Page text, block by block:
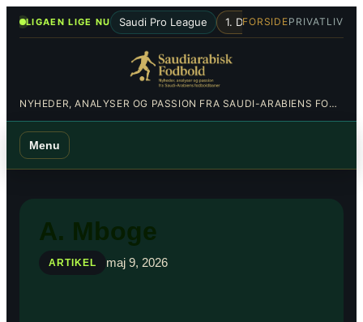
SpringLIGAEN LIGE NU Saudi Pro League 1. Division Al-Hilal•Al-
FORSIDEPRIVATLIV
NYHEDER, ANALYSER OG PASSION FRA SAUDI-ARABIENS FODBOLDBANER
Menu
A. Mboge
ARTIKEL maj 9, 2026